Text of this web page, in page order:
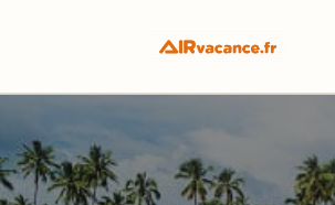
au